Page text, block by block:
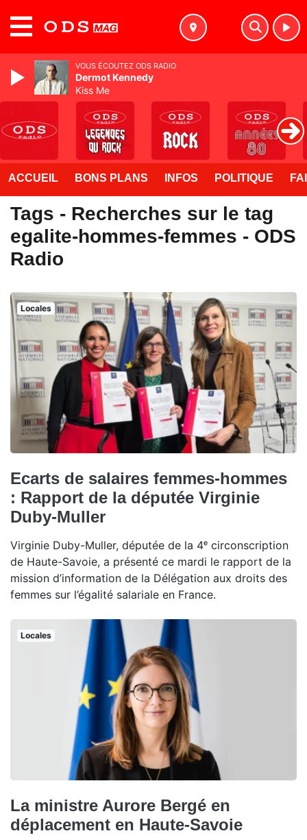
ACCUEIL BONS PLANS INFOS POLITIQUE
Tags - Recherches sur le tag
egalite-hommes-femmes - ODS
Radio
Locales
Ecarts de salaires femmes-hommes
: Rapport de la députée Virginie
Duby-Muller
Virginie Duby-Muller, députée de la 4ᵉ circonscription
de Haute-Savoie, a présenté ce mardi le rapport de la
mission d’information de la Délégation aux droits des
femmes sur l’égalité salariale en France.
Locales
La ministre Aurore Bergé en
déplacement en Haute-Savoie
VOUS ÉCOUTEZ ODS RADIO
Dermot Kennedy
Kiss Me